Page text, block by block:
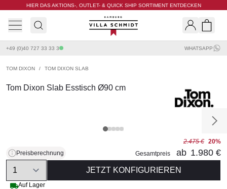
HIER DAS AKTIONS-, OUTLET- & QUICK SHIP SORTIMENT ENTDECKEN
Villa Schmidt
+49 (0)40 727 33 33 3 WHATSAPP
TOM DIXON / TOM DIXON SLAB
Tom Dixon Slab Esstisch Ø90 cm
Preisberechnung
2.475 € 20%
Gesamtpreis
ab 1.980 €
Quantity
JETZT KONFIGURIEREN
Auf Lager